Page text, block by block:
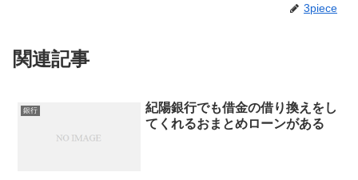
3piece
関連記事
銀行
紀陽銀行でも借金の借り換えをし
てくれるおまとめローンがある